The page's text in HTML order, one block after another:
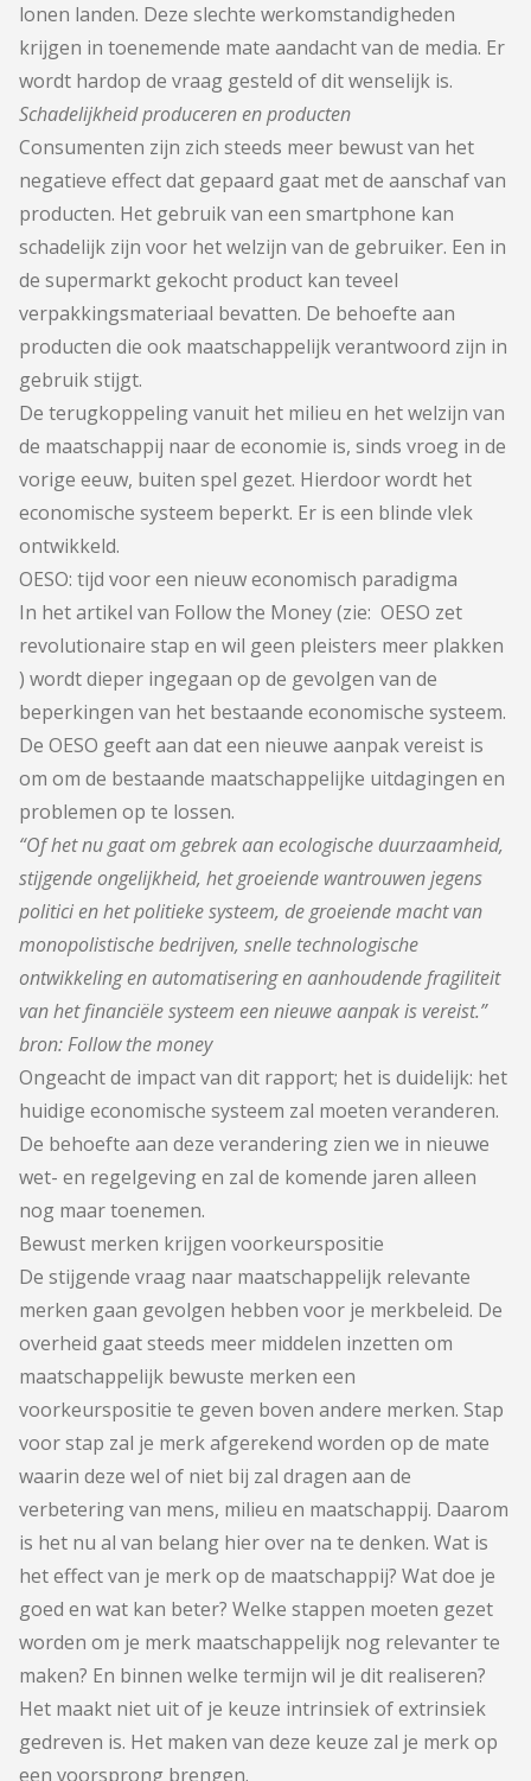
lonen landen. Deze slechte werkomstandigheden
krijgen in toenemende mate aandacht van de media. Er
wordt hardop de vraag gesteld of dit wenselijk is.
Schadelijkheid produceren en producten
Consumenten zijn zich steeds meer bewust van het
negatieve effect dat gepaard gaat met de aanschaf van
producten. Het gebruik van een smartphone kan
schadelijk zijn voor het welzijn van de gebruiker. Een in
de supermarkt gekocht product kan teveel
verpakkingsmateriaal bevatten. De behoefte aan
producten die ook maatschappelijk verantwoord zijn in
gebruik stijgt.
De terugkoppeling vanuit het milieu en het welzijn van
de maatschappij naar de economie is, sinds vroeg in de
vorige eeuw, buiten spel gezet. Hierdoor wordt het
economische systeem beperkt. Er is een blinde vlek
ontwikkeld.
OESO: tijd voor een nieuw economisch paradigma
In het artikel van Follow the Money (zie: OESO zet
revolutionaire stap en wil geen pleisters meer plakken
) wordt dieper ingegaan op de gevolgen van de
beperkingen van het bestaande economische systeem.
De OESO geeft aan dat een nieuwe aanpak vereist is
om om de bestaande maatschappelijke uitdagingen en
problemen op te lossen.
“Of het nu gaat om gebrek aan ecologische duurzaamheid,
stijgende ongelijkheid, het groeiende wantrouwen jegens
politici en het politieke systeem, de groeiende macht van
monopolistische bedrijven, snelle technologische
ontwikkeling en automatisering en aanhoudende fragiliteit
van het financiële systeem een nieuwe aanpak is vereist.”
bron: Follow the money
Ongeacht de impact van dit rapport; het is duidelijk: het
huidige economische systeem zal moeten veranderen.
De behoefte aan deze verandering zien we in nieuwe
wet- en regelgeving en zal de komende jaren alleen
nog maar toenemen.
Bewust merken krijgen voorkeurspositie
De stijgende vraag naar maatschappelijk relevante
merken gaan gevolgen hebben voor je merkbeleid. De
overheid gaat steeds meer middelen inzetten om
maatschappelijk bewuste merken een
voorkeurspositie te geven boven andere merken. Stap
voor stap zal je merk afgerekend worden op de mate
waarin deze wel of niet bij zal dragen aan de
verbetering van mens, milieu en maatschappij. Daarom
is het nu al van belang hier over na te denken. Wat is
het effect van je merk op de maatschappij? Wat doe je
goed en wat kan beter? Welke stappen moeten gezet
worden om je merk maatschappelijk nog relevanter te
maken? En binnen welke termijn wil je dit realiseren?
Het maakt niet uit of je keuze intrinsiek of extrinsiek
gedreven is. Het maken van deze keuze zal je merk op
een voorsprong brengen.